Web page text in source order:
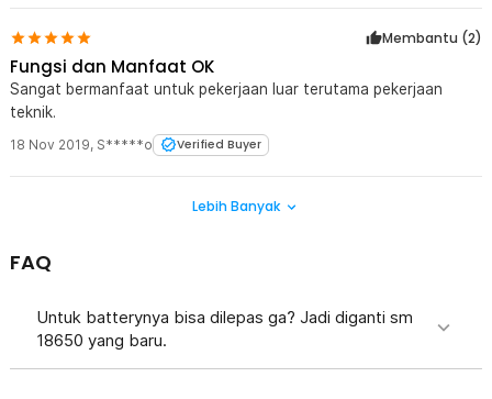
Membantu (2)
Fungsi dan Manfaat OK
Sangat bermanfaat untuk pekerjaan luar terutama pekerjaan
teknik.
18 Nov 2019, S*****o Verified Buyer
Lebih Banyak
FAQ
Untuk batterynya bisa dilepas ga? Jadi diganti sm
18650 yang baru.